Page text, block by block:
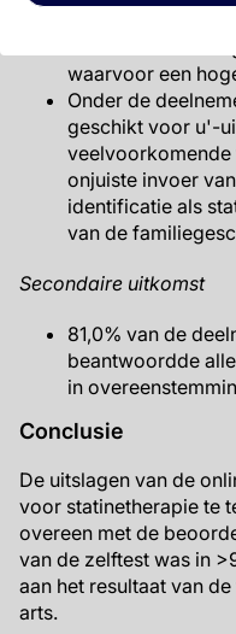
waarvoor een
Onder de
geschikt voor u'-
veelvoorkomende
onjuiste invoer
identificatie als
van de
Secondaire uitkomst
81,0% van de
beantwoordde
in
Conclusie
De uitslagen van de
voor statinetherapie te
overeen met de
van de zelftest was in
aan het resultaat van
arts.